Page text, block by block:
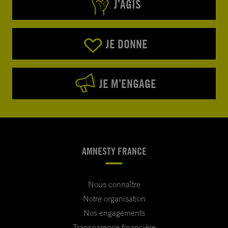
J’AGIS
JE DONNE
JE M’ENGAGE
AMNESTY FRANCE
Nous connaître
Notre organisation
Nos engagements